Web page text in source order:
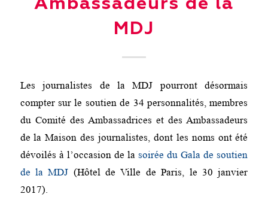
Ambassadeurs de la
MDJ
Les journalistes de la MDJ pourront désormais
compter sur le soutien de 34 personnalités, membres
du Comité des Ambassadrices et des Ambassadeurs
de la Maison des journalistes, dont les noms ont été
dévoilés à l’occasion de lasoirée du Gala de soutien
de la MDJ (Hôtel de Ville de Paris, le 30 janvier
2017).